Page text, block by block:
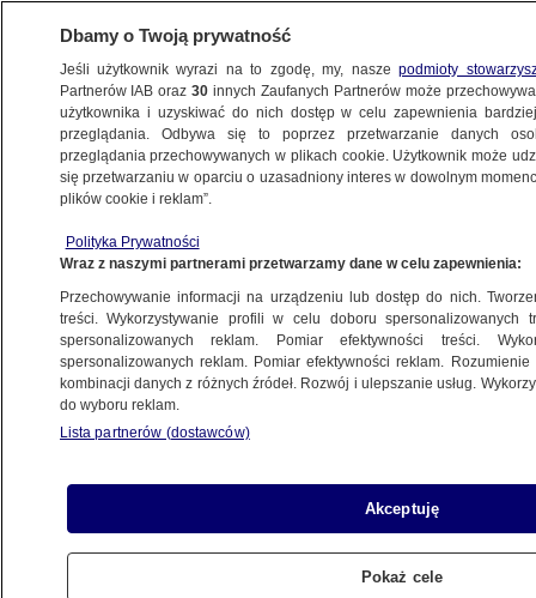
ŚWIAT
ze szpitala
Oprac.Ewa Żebrowska
18.06.2026, 14:43
Posłuchaj artykułu
Czyta lektor AI
Dbamy o Twoją prywatność
Jeśli użytkownik wyrazi na to zgodę, my, naszepodmioty
Partnerów IAB oraz30 innych Zaufanych Partnerów może
użytkownika i uzyskiwać do nich dostęp w celu zapewnienia
przeglądania. Odbywa się to poprzez przetwarzanie danych
przeglądania przechowywanych w plikach cookie. Użytkownik może
się przetwarzaniu w oparciu o uzasadniony interes w dowolnym
plików cookie i reklam”.
Polityka Prywatności
Wraz z naszymi partnerami przetwarzamy dane w celu zapewnienia:
Przechowywanie informacji na urządzeniu lub dostęp do nich.
treści. Wykorzystywanie profili w celu doboru spersonalizowanych
spersonalizowanych reklam. Pomiar efektywności treści.
spersonalizowanych reklam. Pomiar efektywności reklam.
kombinacji danych z różnych źródeł. Rozwój i ulepszanie usług.
do wyboru reklam.
Lista partnerów (dostawców)
Akceptuję
Pokaż cele